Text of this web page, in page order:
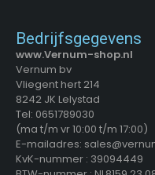
Bedrijfsgegevens
www.Vernum-shop.nl
Vernum bv
Vliegent hert 214
8242 JK Lelystad
Tel: 0651789030
(ma t/m vr 10:00 t/m 17:00)
E-mailadres:
KvK-nummer : 39094449